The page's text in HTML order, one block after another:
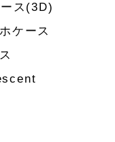
ス(3D)
ケース